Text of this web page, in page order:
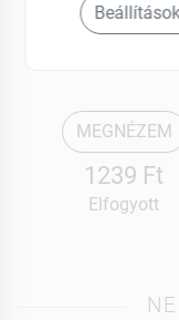
Odp
Himalája
MEGNÉZEM
1239 Ft
Elfogyott